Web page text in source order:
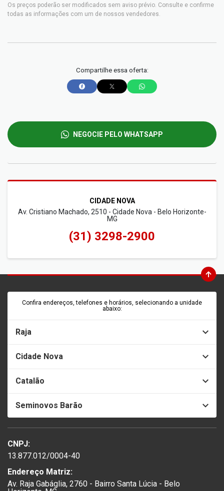
Os preços poderão ser modificados sem aviso prévio. Consulte e confirme
todas as informações com um de nossos vendedores.
Compartilhe essa oferta:
NEGOCIE PELO WHATSAPP
CIDADE NOVA
Av. Cristiano Machado, 2510 - Cidade Nova - Belo Horizonte-
MG
(31) 3298-2900
Confira endereços, telefones e horários, selecionando a unidade
abaixo:
Raja
Cidade Nova
Catalão
Seminovos Barão
CNPJ:
13.877.012/0004-40
Endereço Matriz:
Av. Raja Gabáglia, 2760 - Bairro Santa Lúcia - Belo